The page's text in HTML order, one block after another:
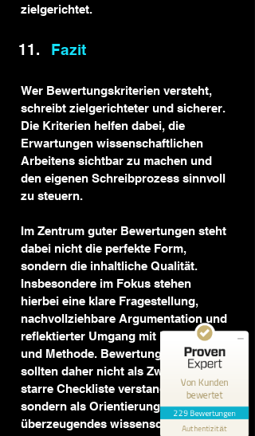
zielgerichtet.
Fazit
Wer Bewertungskriterien versteht,
schreibt zielgerichteter und sicherer.
Die Kriterien helfen dabei, die
Erwartungen wissenschaftlichen
Arbeitens sichtbar zu machen und
den eigenen Schreibprozess sinnvoll
zu steuern.
Im Zentrum guter Bewertungen steht
dabei nicht die perfekte Form,
sondern die inhaltliche Qualität.
Insbesondere im Fokus stehen
hierbei eine klare Fragestellung,
nachvollziehbare Argumentation und
reflektierter Umgang mit Literatur
und Methode. Bewertungskriterien
sollten daher nicht als Zwang oder
starre Checkliste verstanden werden,
sondern als Orientierungshilfe für
überzeugendes wissenschaftliches
Von Kunden
bewertet
229 Bewertungen
Authentizität
Kundenbewertungen und Erfahrungen zu
Meine Thesis
99%
Empfehlungen auf
ProvenExpert.com
SEHR GUT
4,88 / 5,00
159
Bewertungen auf
ProvenExpert.com
70
Bewertungen von 2
anderen Quellen
Blick aufs ProvenExpert-Profil werfen